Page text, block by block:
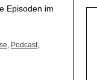
zu
Episoden im
, Podcast,